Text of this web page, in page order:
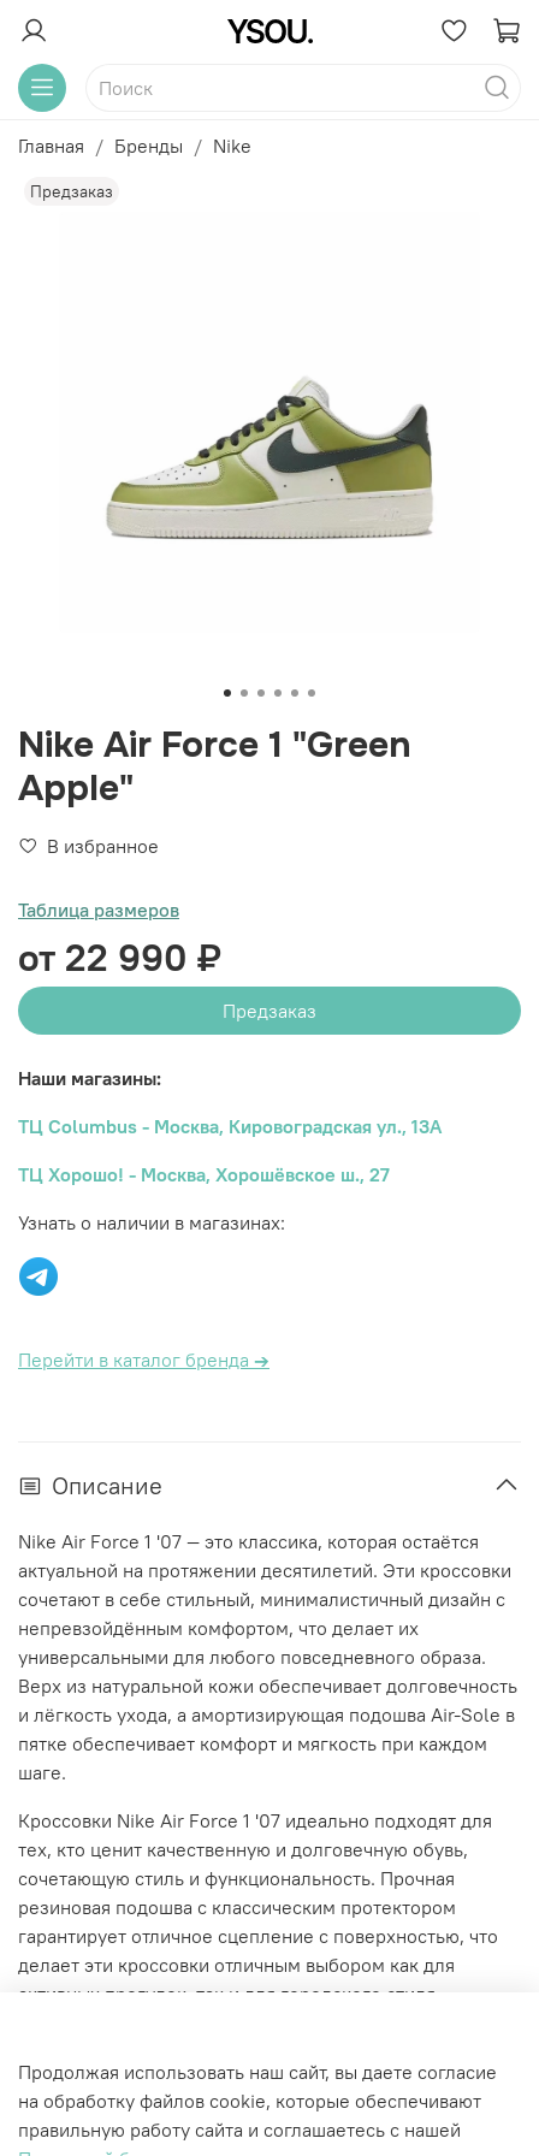
Главная Бренды Nike
Предзаказ
Nike Air Force 1 "Green
Apple"
В избранное
Таблица размеров
от 22 990 ₽
Предзаказ
Наши магазины:
ТЦ Columbus - Москва, Кировоградская ул., 13А
ТЦ Хорошо! - Москва, Хорошёвское ш., 27
Узнать о наличии в магазинах:
Перейти в каталог бренда →
Описание
Nike Air Force 1 '07 — это классика, которая остаётся
актуальной на протяжении десятилетий. Эти кроссовки
сочетают в себе стильный, минималистичный дизайн с
непревзойдённым комфортом, что делает их
универсальными для любого повседневного образа.
Верх из натуральной кожи обеспечивает долговечность
и лёгкость ухода, а амортизирующая подошва Air-Sole в
пятке обеспечивает комфорт и мягкость при каждом
шаге.
Кроссовки Nike Air Force 1 '07 идеально подходят для
тех, кто ценит качественную и долговечную обувь,
сочетающую стиль и функциональность. Прочная
резиновая подошва с классическим протектором
гарантирует отличное сцепление с поверхностью, что
делает эти кроссовки отличным выбором как для
активных прогулок, так и для городского стиля.
Характеристики
Продолжая использовать наш сайт, вы даете согласие
на обработку файлов cookie, которые обеспечивают
правильную работу сайта и соглашаетесь с нашей